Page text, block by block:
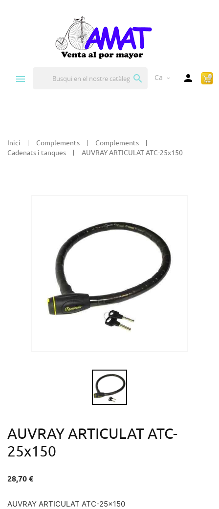
 Ca expand_more 
Inici Complements
Complements
Cadenats i tanques
AUVRAY ARTICULAT ATC-25x150
AUVRAY ARTICULAT ATC-
25x150
28,70 €
AUVRAY ARTICULAT ATC-25x150